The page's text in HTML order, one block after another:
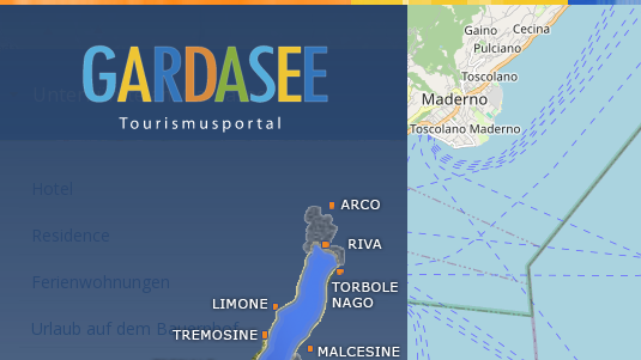
Unterkünfte am Gardasee
Ferienwohnungen
Urlaub auf dem Bauernhof